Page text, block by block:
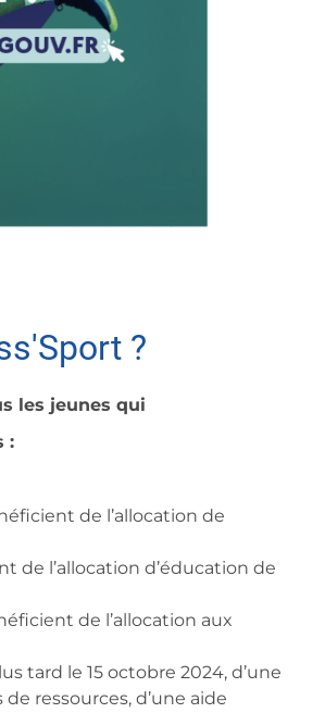
?
les jeunes qui
:
de l’allocation de
de l’allocation d’éducation de
de l’allocation aux
tard le 15 octobre 2024, d’une
ressources, d’une aide